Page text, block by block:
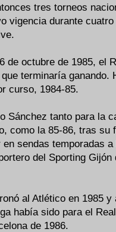
tres torneos
vigencia durante
de octubre de 1985, el
terminaría ganando.
curso, 1984-85.
Sánchez tanto para la
como la 85-86, tras su
sendas temporadas
del Sporting
al Atlético en 1985
había sido para el
de 1986.